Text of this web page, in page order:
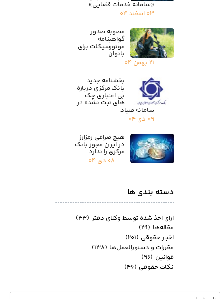
دسته بندی ها
«سامانه خدمات قضایی»
۰۳ اسفند ۰۴
مصوبه صدور
گواهینامه
موتورسیکلت برای
بانوان
۲۱ بهمن ۰۴
بخشنامه جدید
بانک مرکزی درباره
بی اعتباری چک
های ثبت نشده در
سامانه صیاد
۰۹ دی ۰۴
هیچ صرافی رمزارز
در ایران مجوز بانک
مرکزی را ندارد
۰۸ دی ۰۴
ارای اخذ شده توسط وکلای دفتر (۳۳)
مقاله‌ها (۳۱)
اخبار حقوقی (۲۰۱)
مقررات و دستورالعمل‌ها (۱۳۸)
قوانین (۹۶)
نکات حقوقی (۴۶)